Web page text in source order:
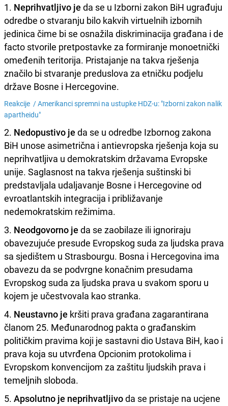
1. Neprihvatljivo je da se u Izborni zakon BiH ugrađuju
odredbe o stvaranju bilo kakvih virtuelnih izbornih
jedinica čime bi se osnažila diskriminacija građana i de
facto stvorile pretpostavke za formiranje monoetnički
omeđenih teritorija. Pristajanje na takva rješenja
značilo bi stvaranje preduslova za etničku podjelu
države Bosne i Hercegovine.
Reakcije /Amerikanci spremni na ustupke HDZ-u: "Izborni zakon nalik
apartheidu"
2. Nedopustivo je da se u odredbe Izbornog zakona
BiH unose asimetrična i antievropska rješenja koja su
neprihvatljiva u demokratskim državama Evropske
unije. Saglasnost na takva rješenja suštinski bi
predstavljala udaljavanje Bosne i Hercegovine od
evroatlantskih integracija i približavanje
nedemokratskim režimima.
3. Neodgovorno je da se zaobilaze ili ignoriraju
obavezujuće presude Evropskog suda za ljudska prava
sa sjedištem u Strasbourgu. Bosna i Hercegovina ima
obavezu da se podvrgne konačnim presudama
Evropskog suda za ljudska prava u svakom sporu u
kojem je učestvovala kao stranka.
4. Neustavno je kršiti prava građana zagarantirana
članom 25. Međunarodnog pakta o građanskim
političkim pravima koji je sastavni dio Ustava BiH, kao i
prava koja su utvrđena Opcionim protokolima i
Evropskom konvencijom za zaštitu ljudskih prava i
temeljnih sloboda.
5. Apsolutno je neprihvatljivoda se pristaje na ucjene